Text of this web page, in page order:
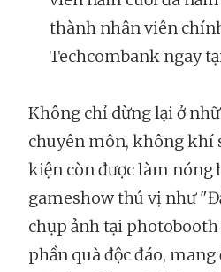
thành nhân viên
Techcombank ngay
Không chỉ dừng lại ở
chuyên môn, không khí
kiện còn được làm nóng
gameshow thú vị như
chụp ảnh tại
phần quà độc đáo,